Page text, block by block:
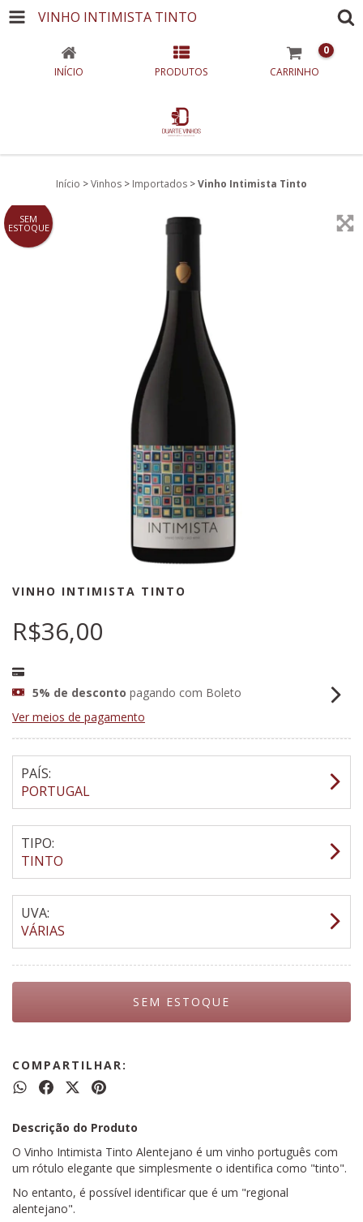
VINHO INTIMISTA TINTO
INÍCIO PRODUTOS CARRINHO
0
Início >Vinhos > Importados >Vinho Intimista Tinto
SEM
ESTOQUE
VINHO INTIMISTA TINTO
R$36,00
5% de desconto pagando com Boleto
Ver meios de pagamento
PAÍS:
PORTUGAL
TIPO:
TINTO
UVA:
VÁRIAS
COMPARTILHAR:
Descrição do Produto
O Vinho Intimista Tinto Alentejano é um vinho português com
um rótulo elegante que simplesmente o identifica como "tinto".
No entanto, é possível identificar que é um "regional
alentejano".